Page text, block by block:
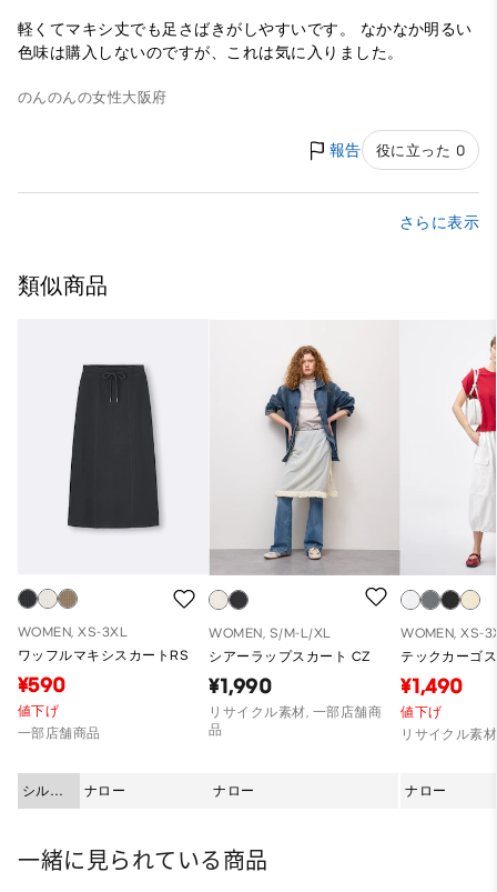
軽くてマキシ丈でも足さばきがしやすいです。 なかなか明るい
色味は購入しないのですが、これは気に入りました。
のんのんの女性大阪府
報告 役に立った 0
さらに表示
類似商品
WOMEN, XS-3XL
ワッフルマキシスカートRS
¥590
値下げ
一部店舗商品
シルエ
ット
ナロー
WOMEN, S/M-L/XL
シアーラップスカート CZ
¥1,990
リサイクル素材, 一部店舗商
品
ナロー
WOMEN, XS-
テックカーゴ
¥1,490
値下げ
リサイクル素材
ナロー
一緒に見られている商品